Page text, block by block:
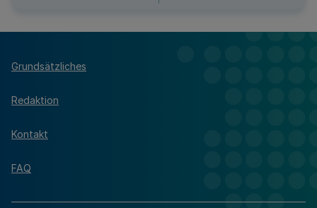
Grundsätzliches
Redaktion
Kontakt
FAQ